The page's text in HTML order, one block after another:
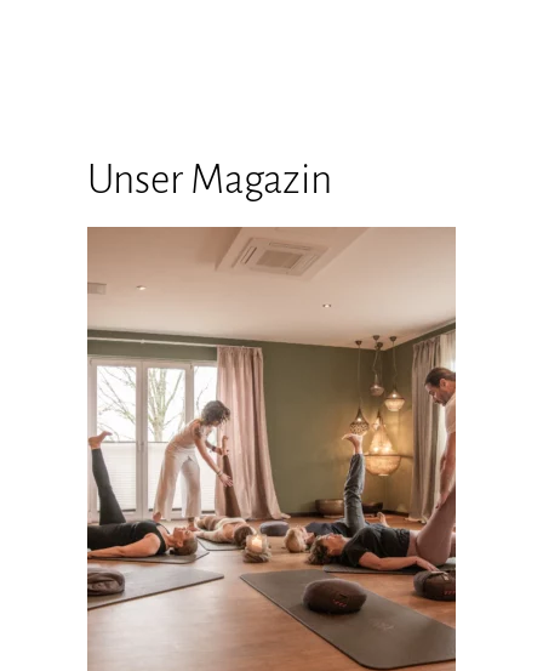
Unser Magazin